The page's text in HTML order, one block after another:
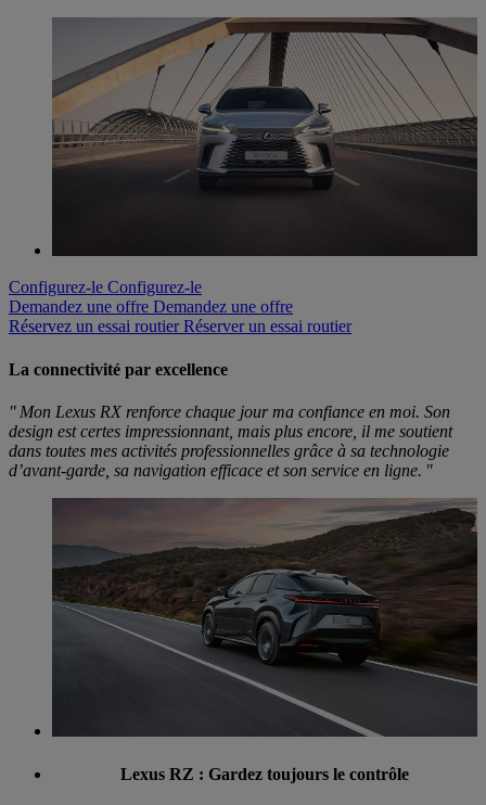
Configurez-le Configurez-le
Demandez une offre Demandez une offre
Réservez un essai routierRéserver un essai routier
La connectivité par excellence
" Mon Lexus RX renforce chaque jour ma confiance en moi. Son
design est certes impressionnant, mais plus encore, il me soutient
dans toutes mes activités professionnelles grâce à sa technologie
d’avant-garde, sa navigation efficace et son service en ligne. "
Lexus RZ : Gardez toujours le contrôle